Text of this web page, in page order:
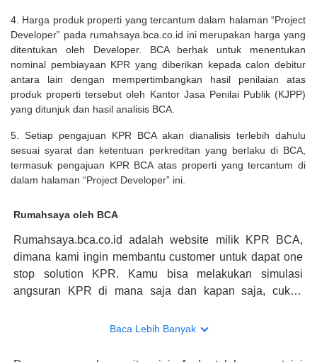
4. Harga produk properti yang tercantum dalam halaman “Project
Developer” pada rumahsaya.bca.co.id ini merupakan harga yang
ditentukan oleh Developer. BCA berhak untuk menentukan
nominal pembiayaan KPR yang diberikan kepada calon debitur
antara lain dengan mempertimbangkan hasil penilaian atas
produk properti tersebut oleh Kantor Jasa Penilai Publik (KJPP)
yang ditunjuk dan hasil analisis BCA.
5. Setiap pengajuan KPR BCA akan dianalisis terlebih dahulu
sesuai syarat dan ketentuan perkreditan yang berlaku di BCA,
termasuk pengajuan KPR BCA atas properti yang tercantum di
dalam halaman “Project Developer” ini.
Rumahsaya oleh BCA
Rumahsaya.bca.co.id adalah website milik KPR BCA,
dimana kami ingin membantu customer untuk dapat one
stop solution KPR. Kamu bisa melakukan simulasi
angsuran KPR di mana saja dan kapan saja, cukup
konsultasi mengenai KPR, maka ada layanan live chat
memberikan keuntungan yang berlipat, persyaratan
Baca Lebih Banyak